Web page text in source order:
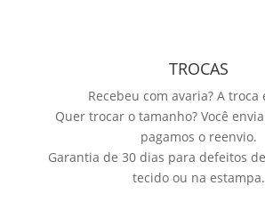
TROCAS
Recebeu com avaria? A troca
Quer trocar o tamanho? Você
pagamos o reenvio.
Garantia de 30 dias para defeitos
tecido ou na estampa.